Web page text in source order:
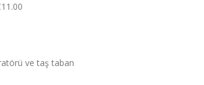
ve taş taban